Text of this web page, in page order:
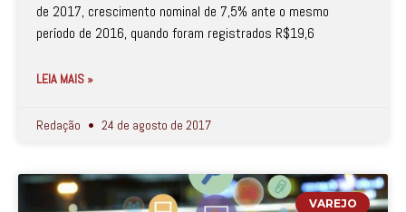
de 2017, crescimento nominal de 7,5% ante o mesmo
período de 2016, quando foram registrados R$19,6
LEIA MAIS »
Redação 24 de agosto de 2017
VAREJO